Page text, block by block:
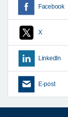
Facebook
X
LinkedIn
E-post